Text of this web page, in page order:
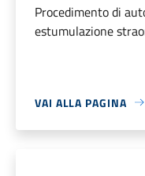
Procedimento di
estumulazione
VAI ALLA PAGINA